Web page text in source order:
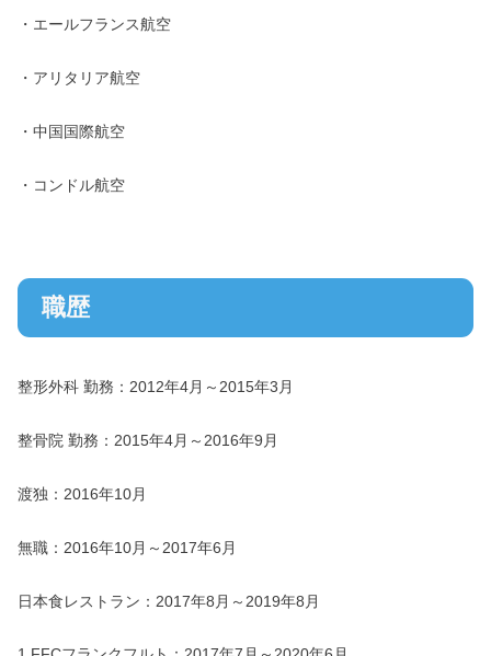
・エールフランス航空
・アリタリア航空
・中国国際航空
・コンドル航空
職歴
整形外科 勤務：2012年4月～2015年3月
整骨院 勤務：2015年4月～2016年9月
渡独：2016年10月
無職：2016年10月～2017年6月
日本食レストラン：2017年8月～2019年8月